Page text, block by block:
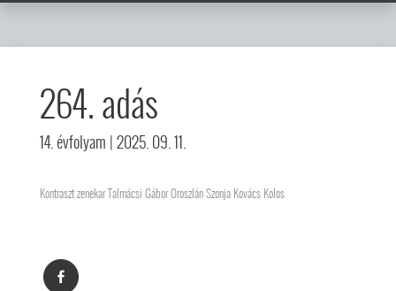
264. adás
14. évfolyam | 2025. 09. 11.
Kontraszt zenekar Talmácsi Gábor Oroszlán Szonja Kovács Kolos